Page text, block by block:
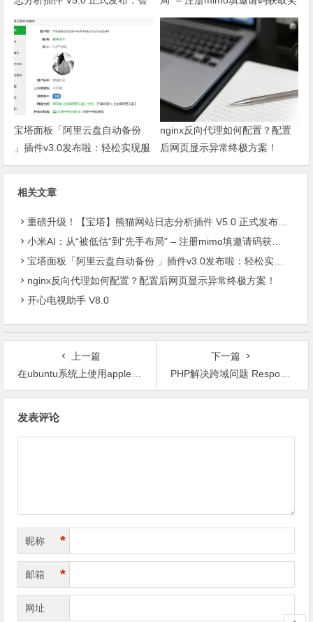
能体检+多维风控，运维效率全
面跃升
励, 赶紧的薅羊毛
宝塔面板「阿里云盘自动备份
」插件v3.0发布啦：轻松实现服
务器数据异地容灾
nginx反向代理如何配置？配置
后网页显示异常终极方案！
相关文章
重磅升级！【宝塔】熊猫网站日志分析插件 V5.0 正式发布：智能体检+多维风控，运维效率全面跃升
小米AI：从“被低估”到“先手布局” – 注册mimo填邀请码获取奖励, 赶紧的薅羊毛
宝塔面板「阿里云盘自动备份 」插件v3.0发布啦：轻松实现服务器数据异地容灾
nginx反向代理如何配置？配置后网页显示异常终极方案！
开心电视助手 V8.0
上一篇
在ubuntu系统上使用apple music
下一篇
PHP解决跨域问题 Response to preflight request doesn‘t pass access control check: It does not have HTTP ok status.
发表评论
昵称 *
邮箱 *
网址